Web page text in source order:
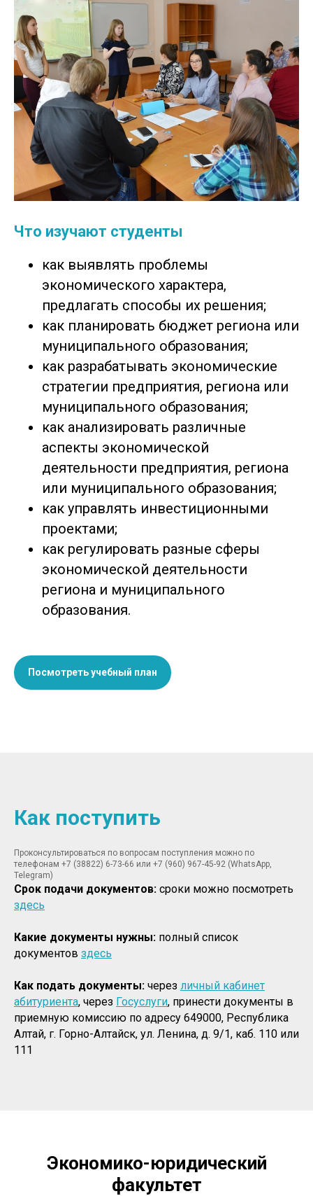
Что изучают студенты
как выявлять проблемы
экономического характера,
предлагать способы их решения;
как планировать бюджет региона или
муниципального образования;
как разрабатывать экономические
стратегии предприятия, региона или
муниципального образования;
как анализировать различные
аспекты экономической
деятельности предприятия, региона
или муниципального образования;
как управлять инвестиционными
проектами;
как регулировать разные сферы
экономической деятельности
региона и муниципального
образования.
Посмотреть учебный план
Как поступить
Проконсультироваться по вопросам поступления можно по
телефонам +7 (38822) 6-73-66 или +7 (960) 967-45-92 (WhatsApp,
Telegram)
Срок подачи документов: сроки можно посмотреть
здесь
Какие документы нужны: полный список
документов здесь
Как подать документы: через личный кабинет
абитуриента, через Госуслуги, принести документы в
приемную комиссию по адресу 649000, Республика
Алтай, г. Горно-Алтайск, ул. Ленина, д. 9/1, каб. 110 или
111
Экономико-юридический
факультет